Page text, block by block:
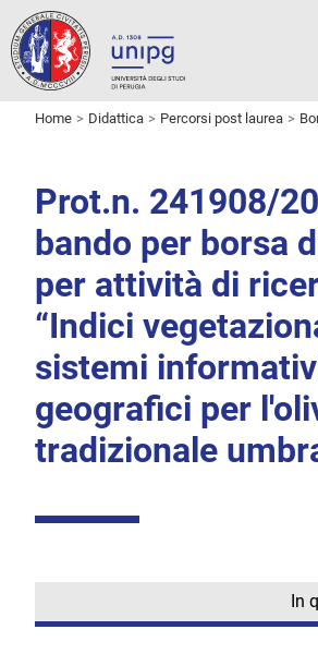
Home Didattica Percorsi post laurea
Prot.n. 241908/
bando per borsa
per attività di
“Indici
sistemi
geografici per
tradizionale
In